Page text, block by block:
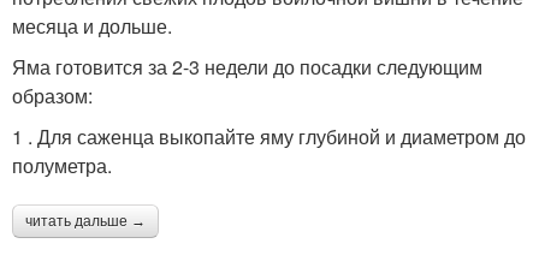
месяца и дольше.
Яма готовится за 2-3 недели до посадки следующим
образом:
1 . Для саженца выкопайте яму глубиной и диаметром до
полуметра.
читать дальше →